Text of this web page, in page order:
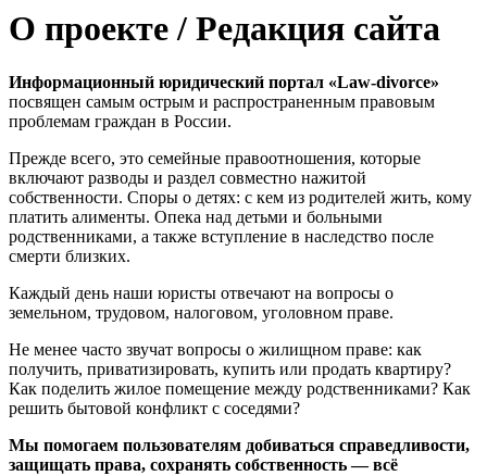
О проекте / Редакция сайта
Информационный юридический портал «Law-divorce»
посвящен самым острым и распространенным правовым
проблемам граждан в России.
Прежде всего, это семейные правоотношения, которые
включают разводы и раздел совместно нажитой
собственности. Споры о детях: с кем из родителей жить, кому
платить алименты. Опека над детьми и больными
родственниками, а также вступление в наследство после
смерти близких.
Каждый день наши юристы отвечают на вопросы о
земельном, трудовом, налоговом, уголовном праве.
Не менее часто звучат вопросы о жилищном праве: как
получить, приватизировать, купить или продать квартиру?
Как поделить жилое помещение между родственниками? Как
решить бытовой конфликт с соседями?
Мы помогаем пользователям добиваться справедливости,
защищать права, сохранять собственность — всё